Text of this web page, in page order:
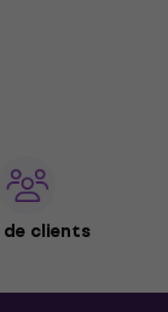
de clients